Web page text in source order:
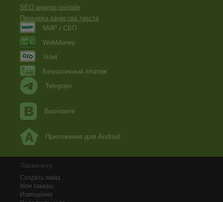
SEO анализ онлайн
Проверка качества текста
МИР / СБП
WebMoney
Volet
Безналичный платеж
Telegram
Вконтакте
Приложение для Android
Заказчику
Создать заказ
Мои заказы
Извещения